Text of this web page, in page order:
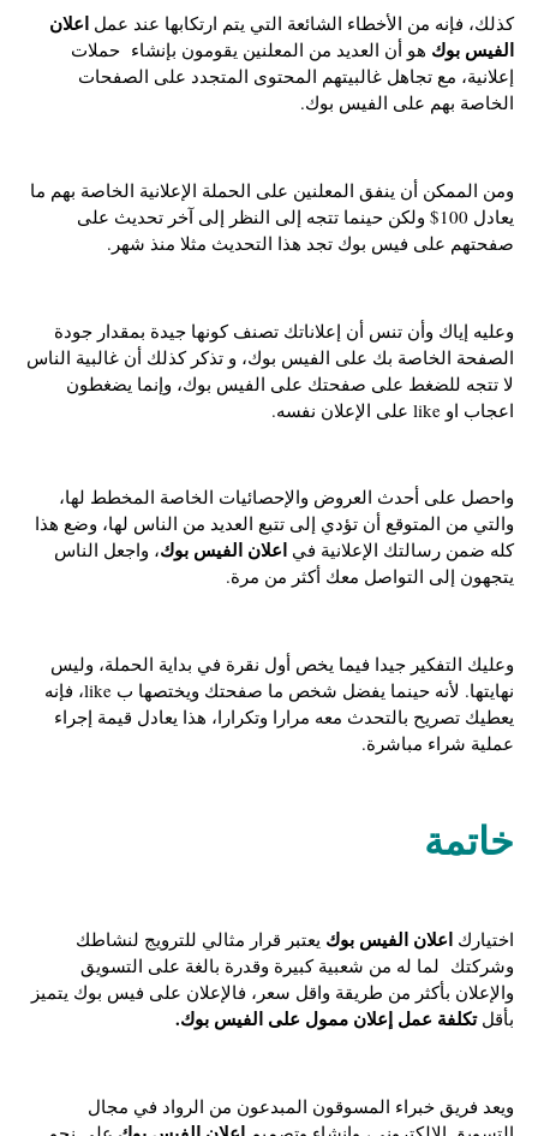
كذلك، فإنه من الأخطاء الشائعة التي يتم ارتكابها عند عملاعلان
الفيس بوكهو أن العديد من المعلنين يقومون بإنشاء حملات
إعلانية، مع تجاهل غالبيتهم المحتوى المتجدد على الصفحات
الخاصة بهم على الفيس بوك.
ومن الممكن أن ينفق المعلنين على الحملة الإعلانية الخاصة بهم ما
يعادل 100$ ولكن حينما تتجه إلى النظر إلى آخر تحديث على
صفحتهم على فيس بوك تجد هذا التحديث مثلا منذ شهر.
وعليه إياك وأن تنس أن إعلاناتك تصنف كونها جيدة بمقدار جودة
الصفحة الخاصة بك على الفيس بوك، و تذكر كذلك أن غالبية الناس
لا تتجه للضغط على صفحتك على الفيس بوك، وإنما يضغطون
اعجاب او like على الإعلان نفسه.
واحصل على أحدث العروض والإحصائيات الخاصة المخطط لها،
والتي من المتوقع أن تؤدي إلى تتبع العديد من الناس لها، وضع هذا
كله ضمن رسالتك الإعلانية فياعلان الفيس بوك، واجعل الناس
يتجهون إلى التواصل معك أكثر من مرة.
وعليك التفكير جيدا فيما يخص أول نقرة في بداية الحملة، وليس
نهايتها. لأنه حينما يفضل شخص ما صفحتك ويختصها ب like، فإنه
يعطيك تصريح بالتحدث معه مرارا وتكرارا، هذا يعادل قيمة إجراء
عملية شراء مباشرة.
خاتمة
اختيارك اعلان الفيس بوكيعتبر قرار مثالي للترويج لنشاطك
وشركتك لما له من شعبية كبيرة وقدرة بالغة على التسويق
والإعلان بأكثر من طريقة واقل سعر، فالإعلان على فيس بوك يتميز
بأقلتكلفة عمل إعلان ممول على الفيس بوك.
ويعد فريق خبراء المسوقون المبدعون من الرواد في مجال